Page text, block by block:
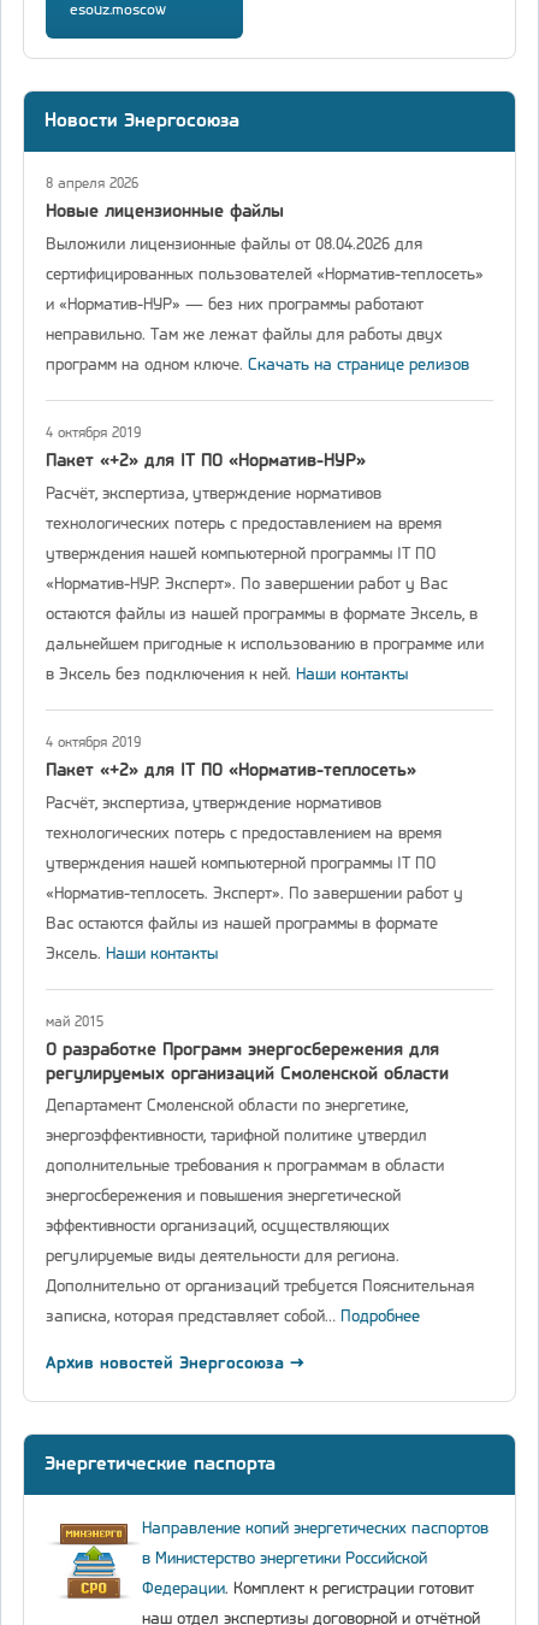
esouz.moscow
Новости Энергосоюза
8 апреля 2026
Новые лицензионные файлы
Выложили лицензионные файлы от 08.04.2026 для
сертифицированных пользователей «Норматив-теплосеть»
и «Норматив-НУР» — без них программы работают
неправильно. Там же лежат файлы для работы двух
программ на одном ключе. Скачать на странице релизов
4 октября 2019
Пакет «+2» для IT ПО «Норматив-НУР»
Расчёт, экспертиза, утверждение нормативов
технологических потерь с предоставлением на время
утверждения нашей компьютерной программы IT ПО
«Норматив-НУР. Эксперт». По завершении работ у Вас
остаются файлы из нашей программы в формате Эксель, в
дальнейшем пригодные к использованию в программе или
в Эксель без подключения к ней. Наши контакты
4 октября 2019
Пакет «+2» для IT ПО «Норматив-теплосеть»
Расчёт, экспертиза, утверждение нормативов
технологических потерь с предоставлением на время
утверждения нашей компьютерной программы IT ПО
«Норматив-теплосеть. Эксперт». По завершении работ у
Вас остаются файлы из нашей программы в формате
Эксель. Наши контакты
май 2015
О разработке Программ энергосбережения для
регулируемых организаций Смоленской области
Департамент Смоленской области по энергетике,
энергоэффективности, тарифной политике утвердил
дополнительные требования к программам в области
энергосбережения и повышения энергетической
эффективности организаций, осуществляющих
регулируемые виды деятельности для региона.
Дополнительно от организаций требуется Пояснительная
записка, которая представляет собой… Подробнее
Архив новостей Энергосоюза →
Энергетические паспорта
Направление копий энергетических паспортов
в Министерство энергетики Российской
Федерации. Комплект к регистрации готовит
наш отдел экспертизы договорной и отчётной